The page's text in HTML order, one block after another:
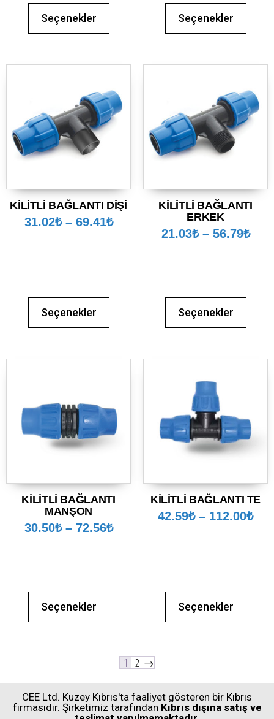
Seçenekler Seçenekler
KİLİTLİ BAĞLANTI DİŞİ
31.02₺ – 69.41₺
Seçenekler
KİLİTLİ BAĞLANTI
ERKEK
21.03₺ – 56.79₺
Seçenekler
KİLİTLİ BAĞLANTI
MANŞON
30.50₺ – 72.56₺
Seçenekler
KİLİTLİ BAĞLANTI TE
42.59₺ – 112.00₺
Seçenekler
1 2 →
CEE Ltd. Kuzey Kıbrıs'ta faaliyet gösteren bir Kıbrıs
firmasıdır. Şirketimiz tarafından Kıbrıs dışına satış ve